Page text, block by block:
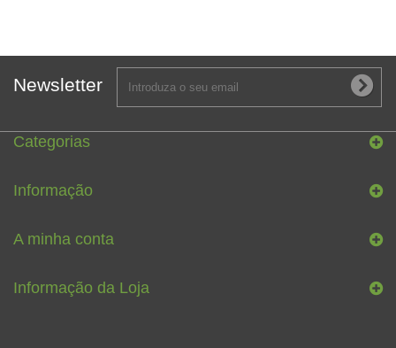
Newsletter
Categorias
Informação
A minha conta
Informação da Loja